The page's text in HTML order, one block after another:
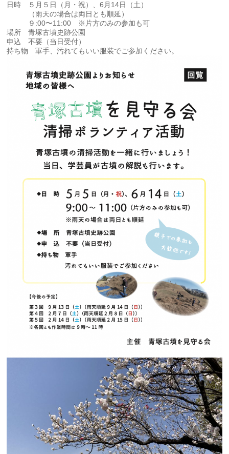
日時 ５月５日（月・祝）、6月14日（土）
（雨天の場合は両日とも順延）
９:00〜11:00 ※片方のみの参加も可
場所 青塚古墳史跡公園
申込 不要（当日受付）
持ち物 軍手、汚れてもいい服装でご参加ください。